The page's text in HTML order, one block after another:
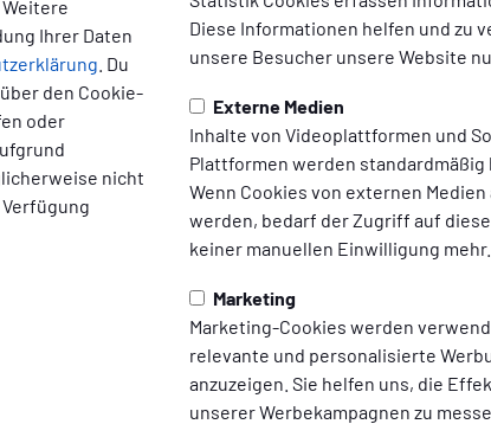
Ihrer Daten
. Du
den Cookie-
oder
nicht
Diese Informationen helfen und zu
unsere Besucher unsere Website
Externe Medien
Inhalte von Videoplattformen und
Plattformen werden standardmäßig
Wenn Cookies von externen
werden, bedarf der Zugriff auf
keiner manuellen Einwilligung mehr.
Marketing
Marketing-Cookies werden
relevante und personalisierte
anzuzeigen. Sie helfen uns, die
unserer Werbekampagnen zu
von Cookies zur technisch fehlerfreien und
Datenverarbeitung, so holen wir bei Aufruf der Website
jederzeit über das Consent-Management
Tool.
Piwik) in einer selbst gehosteten Variante auf
die kontinuierliche Verbesserung unseres Angebots.